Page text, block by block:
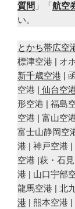
質問 」「航空
い。
とかち帯広空
標津空港 | オ
新千歳空港 |
空港 | 仙台空
形空港 | 福島
空港 | 富山空
富士山静岡空
港 | 神戸空港
空港 |萩・石
港 | 山口宇部
龍馬空港 | 北
港 | 熊本空港